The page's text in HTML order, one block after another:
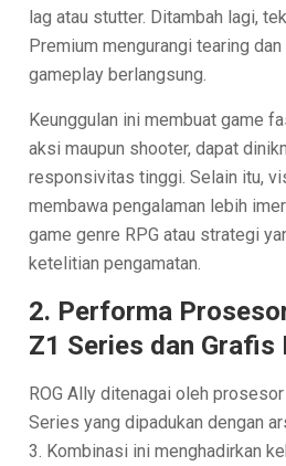
lag atau stutter. Ditambah lagi,
Premium mengurangi tearing
gameplay berlangsung.
Keunggulan ini membuat game
aksi maupun shooter, dapat
responsivitas tinggi. Selain itu,
membawa pengalaman lebih
game genre RPG atau strategi
ketelitian pengamatan.
2. Performa
Z1 Series dan Grafis
ROG Ally ditenagai oleh
Series yang dipadukan dengan
3. Kombinasi ini menghadirkan